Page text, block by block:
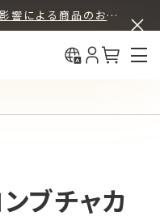
熊本県で発生した地震の影響による商品のお届けについて
中国（简体
中國（繁體
ブチャカ